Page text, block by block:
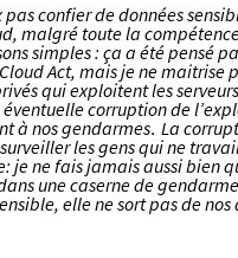
pas confier de données
, malgré toute la
simples : ça a été pensé
Act, mais je ne maitrise
qui exploitent les
corruption de
à nos gendarmes. La
les gens qui ne
: je ne fais jamais aussi bien
une caserne de
elle ne sort pas de